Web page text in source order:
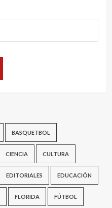
BASQUETBOL
CIENCIA CULTURA
EDITORIALES EDUCACIÓN
FLORIDA FÚTBOL